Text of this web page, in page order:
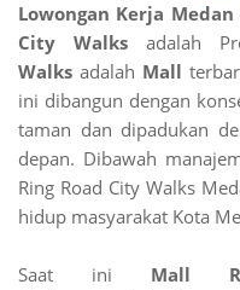
Lowongan Kerja Medan
City Walks
adalah
Walks adalah Mall
ini dibangun dengan
taman dan dipadukan
depan. Dibawah
Ring Road City Walks
hidup masyarakat Kota
Saat ini Mall